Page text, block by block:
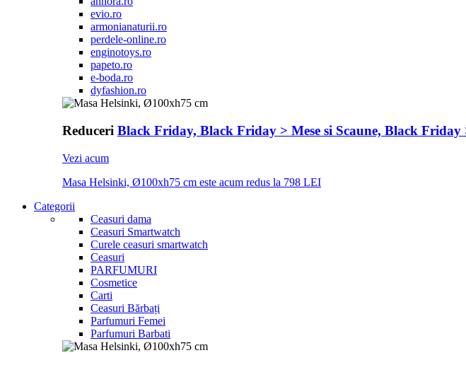
evio.ro
armonianaturii.ro
perdele-online.ro
enginotoys.ro
papeto.ro
e-boda.ro
dyfashion.ro
Reduceri Black Friday, Black Friday > Mese si Scaune, Black Friday
Vezi acum
Masa Helsinki, Ø100xh75 cm este acum redus la 798 LEI
Categorii
Ceasuri dama
Ceasuri Smartwatch
Curele ceasuri smartwatch
Ceasuri
PARFUMURI
Cosmetice
Carti
Ceasuri Bărbați
Parfumuri Femei
Parfumuri Barbati